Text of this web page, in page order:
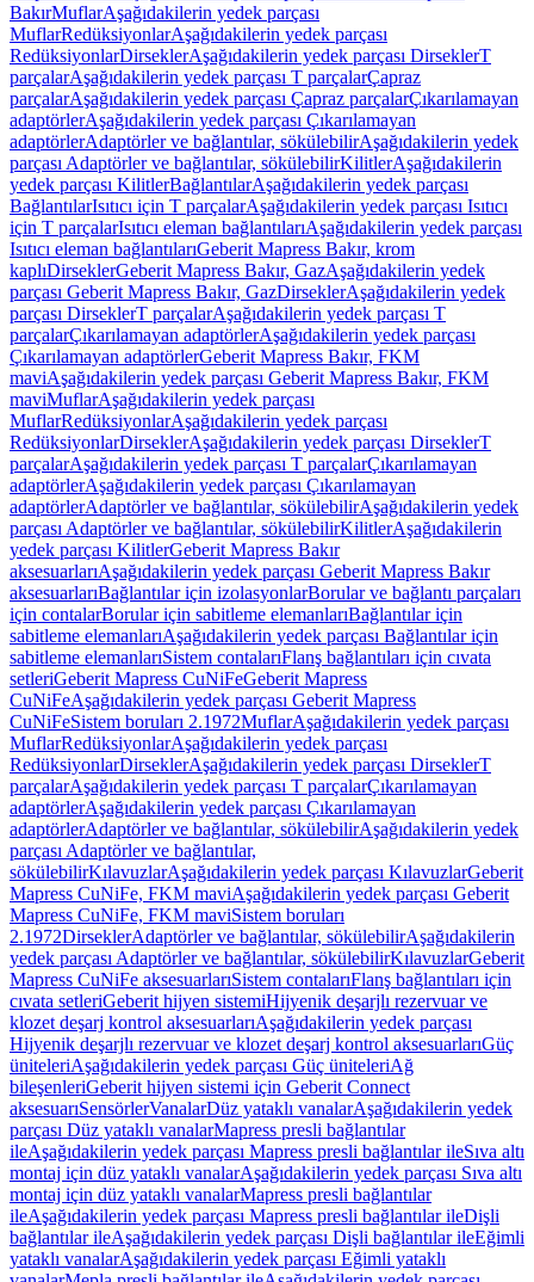
BakırMuflarAşağıdakilerin yedek parçası
MuflarRedüksiyonlarAşağıdakilerin yedek parçası
RedüksiyonlarDirseklerAşağıdakilerin yedek parçası DirseklerT
parçalarAşağıdakilerin yedek parçası T parçalarÇapraz
parçalarAşağıdakilerin yedek parçası Çapraz parçalarÇıkarılamayan
adaptörlerAşağıdakilerin yedek parçası Çıkarılamayan
adaptörlerAdaptörler ve bağlantılar, sökülebilirAşağıdakilerin yedek
parçası Adaptörler ve bağlantılar, sökülebilirKilitlerAşağıdakilerin
yedek parçası KilitlerBağlantılarAşağıdakilerin yedek parçası
BağlantılarIsıtıcı için T parçalarAşağıdakilerin yedek parçası Isıtıcı
için T parçalarIsıtıcı eleman bağlantılarıAşağıdakilerin yedek parçası
Isıtıcı eleman bağlantılarıGeberit Mapress Bakır, krom
kaplıDirseklerGeberit Mapress Bakır, GazAşağıdakilerin yedek
parçası Geberit Mapress Bakır, GazDirseklerAşağıdakilerin yedek
parçası DirseklerT parçalarAşağıdakilerin yedek parçası T
parçalarÇıkarılamayan adaptörlerAşağıdakilerin yedek parçası
Çıkarılamayan adaptörlerGeberit Mapress Bakır, FKM
maviAşağıdakilerin yedek parçası Geberit Mapress Bakır, FKM
maviMuflarAşağıdakilerin yedek parçası
MuflarRedüksiyonlarAşağıdakilerin yedek parçası
RedüksiyonlarDirseklerAşağıdakilerin yedek parçası DirseklerT
parçalarAşağıdakilerin yedek parçası T parçalarÇıkarılamayan
adaptörlerAşağıdakilerin yedek parçası Çıkarılamayan
adaptörlerAdaptörler ve bağlantılar, sökülebilirAşağıdakilerin yedek
parçası Adaptörler ve bağlantılar, sökülebilirKilitlerAşağıdakilerin
yedek parçası KilitlerGeberit Mapress Bakır
aksesuarlarıAşağıdakilerin yedek parçası Geberit Mapress Bakır
aksesuarlarıBağlantılar için izolasyonlarBorular ve bağlantı parçaları
için contalarBorular için sabitleme elemanlarıBağlantılar için
sabitleme elemanlarıAşağıdakilerin yedek parçası Bağlantılar için
sabitleme elemanlarıSistem contalarıFlanş bağlantıları için cıvata
setleriGeberit Mapress CuNiFeGeberit Mapress
CuNiFeAşağıdakilerin yedek parçası Geberit Mapress
CuNiFeSistem boruları 2.1972MuflarAşağıdakilerin yedek parçası
MuflarRedüksiyonlarAşağıdakilerin yedek parçası
RedüksiyonlarDirseklerAşağıdakilerin yedek parçası DirseklerT
parçalarAşağıdakilerin yedek parçası T parçalarÇıkarılamayan
adaptörlerAşağıdakilerin yedek parçası Çıkarılamayan
adaptörlerAdaptörler ve bağlantılar, sökülebilirAşağıdakilerin yedek
parçası Adaptörler ve bağlantılar,
sökülebilirKılavuzlarAşağıdakilerin yedek parçası KılavuzlarGeberit
Mapress CuNiFe, FKM maviAşağıdakilerin yedek parçası Geberit
Mapress CuNiFe, FKM maviSistem boruları
2.1972DirseklerAdaptörler ve bağlantılar, sökülebilirAşağıdakilerin
yedek parçası Adaptörler ve bağlantılar, sökülebilirKılavuzlarGeberit
Mapress CuNiFe aksesuarlarıSistem contalarıFlanş bağlantıları için
cıvata setleriGeberit hijyen sistemiHijyenik deşarjlı rezervuar ve
klozet deşarj kontrol aksesuarlarıAşağıdakilerin yedek parçası
Hijyenik deşarjlı rezervuar ve klozet deşarj kontrol aksesuarlarıGüç
üniteleriAşağıdakilerin yedek parçası Güç üniteleriAğ
bileşenleriGeberit hijyen sistemi için Geberit Connect
aksesuarıSensörlerVanalarDüz yataklı vanalarAşağıdakilerin yedek
parçası Düz yataklı vanalarMapress presli bağlantılar
ileAşağıdakilerin yedek parçası Mapress presli bağlantılar ileSıva altı
montaj için düz yataklı vanalarAşağıdakilerin yedek parçası Sıva altı
montaj için düz yataklı vanalarMapress presli bağlantılar
ileAşağıdakilerin yedek parçası Mapress presli bağlantılar ileDişli
bağlantılar ileAşağıdakilerin yedek parçası Dişli bağlantılar ileEğimli
yataklı vanalarAşağıdakilerin yedek parçası Eğimli yataklı